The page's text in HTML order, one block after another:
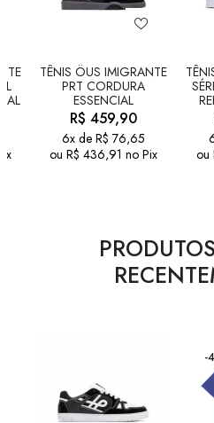
TÊNIS ÖUS IMIGRANTE
PRT CORDURA
ESSENCIAL
R$ 459,90
6x de R$ 76,65
ou R$ 436,91 no Pix
ou
-